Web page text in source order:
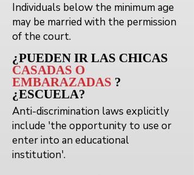
Individuals below the minimum age
may be married with the permission
of the court.
¿PUEDEN IRLAS CHICAS
CASADAS O
EMBARAZADAS ?
¿ESCUELA?
Anti-discrimination laws explicitly
include 'the opportunity to use or
enter into an educational
institution'.